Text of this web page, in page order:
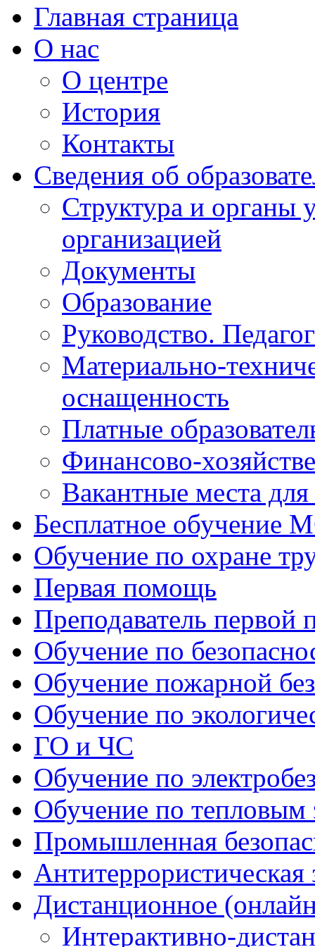
Главная страница
О нас
О центре
История
Контакты
Сведения об
Структура и органы
организацией
Документы
Образование
Руководство.
Материально-
оснащенность
Платные
Финансово-
Вакантные места
Бесплатное обучение
Обучение по охране
Первая помощь
Преподаватель
Обучение по
Обучение пожарной
Обучение по
ГО и ЧС
Обучение по
Обучение по тепловым
Промышленная
Дистанционное
Интерактивно-